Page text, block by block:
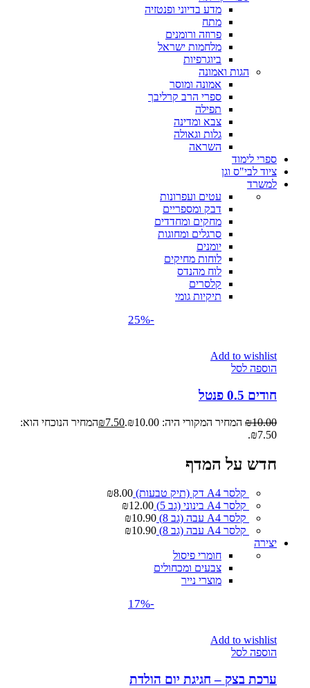
מדע בדיוני ופנטזיה
מתח
פרוזה ורומנים
מלחמות ישראל
ביוגרפיות
הגות ואמונה
אמונה ומוסר
ספרי הרב קרליבך
תפילה
צבא ומדינה
גלות וגאולה
השראה
ספרי לימוד
ציוד לבי"ס וגן
למשרד
עטים ועפרונות
דבק ומספריים
מחקים ומחדדים
סרגלים ומחוגות
יומנים
לוחות מחיקים
לוח מהנדס
קלסרים
תיקיות גומי
-25%
Add to wishlist
הוספה לסל
חודים 0.5 פנטל
₪10.00 המחיר המקורי היה: ₪10.00. ₪7.50
המחיר הנוכחי הוא:
₪7.50.
חדש על המדף
קלסר A4 דק (תיק טבעות) ₪8.00
קלסר A4 בינוני (גב 5)
₪12.00
קלסר A4 עבה (גב 8)
₪10.90
קלסר A4 עבה (גב 8)
₪10.90
יצירה
חומרי פיסול
צבעים ומכחולים
מוצרי נייר
-17%
Add to wishlist
הוספה לסל
ערכת בצק – חגיגת יום הולדת